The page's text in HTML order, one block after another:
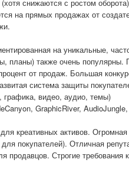
снижаются с ростом
на прямых продажах от
на уникальные,
планы) также очень популярны.
от продаж. Большая
система защиты
графика, видео, аудио, темы)
GraphicRiver,
креативных активов.
покупателей). Отличная
продавцов. Строгие требования